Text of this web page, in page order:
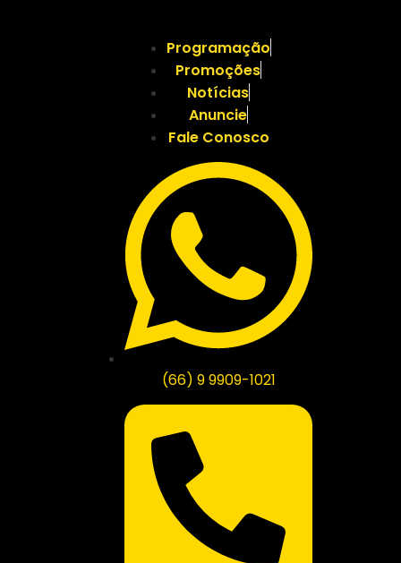
Programação
Promoções
Notícias
Anuncie
Fale Conosco
(66) 9 9909-1021